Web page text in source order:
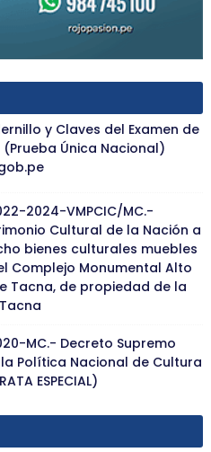
y Claves del Examen de
(Prueba Única Nacional)
2024-VMPCIC/MC.-
Cultural de la Nación a
bienes culturales muebles
Complejo Monumental Alto
Tacna, de propiedad de la
MC.- Decreto Supremo
Política Nacional de Cultura
ESPECIAL)